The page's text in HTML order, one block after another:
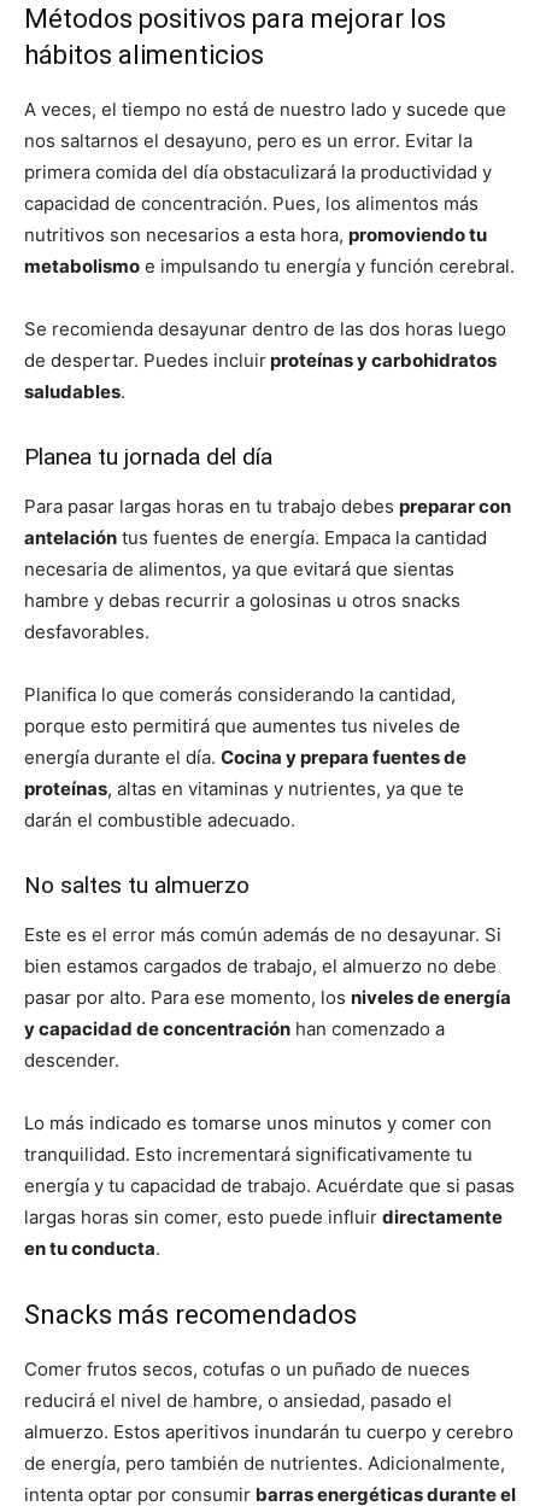
Métodos positivos para mejorar los
hábitos alimenticios
A veces, el tiempo no está de nuestro lado y sucede que
nos saltarnos el desayuno, pero es un error. Evitar la
primera comida del día obstaculizará la productividad y
capacidad de concentración. Pues, los alimentos más
nutritivos son necesarios a esta hora, promoviendo tu
metabolismo e impulsando tu energía y función cerebral.
Se recomienda desayunar dentro de las dos horas luego
de despertar. Puedes incluirproteínas y carbohidratos
saludables.
Planea tu jornada del día
Para pasar largas horas en tu trabajo debes preparar con
antelación tus fuentes de energía. Empaca la cantidad
necesaria de alimentos, ya que evitará que sientas
hambre y debas recurrir a golosinas u otros snacks
desfavorables.
Planifica lo que comerás considerando la cantidad,
porque esto permitirá que aumentes tus niveles de
energía durante el día. Cocina y prepara fuentes de
proteínas, altas en vitaminas y nutrientes, ya que te
darán el combustible adecuado.
No saltes tu almuerzo
Este es el error más común además de no desayunar. Si
bien estamos cargados de trabajo, el almuerzo no debe
pasar por alto. Para ese momento, los niveles de energía
y capacidad de concentración han comenzado a
descender.
Lo más indicado es tomarse unos minutos y comer con
tranquilidad. Esto incrementará significativamente tu
energía y tu capacidad de trabajo. Acuérdate que si pasas
largas horas sin comer, esto puede influir directamente
en tu conducta.
Snacks más recomendados
Comer frutos secos, cotufas o un puñado de nueces
reducirá el nivel de hambre, o ansiedad, pasado el
almuerzo. Estos aperitivos inundarán tu cuerpo y cerebro
de energía, pero también de nutrientes. Adicionalmente,
intenta optar por consumir barras energéticas durante el